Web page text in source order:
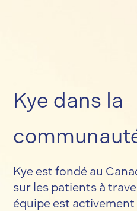
Kye dans la
Kye est fondé au
sur les patients à
équipe est